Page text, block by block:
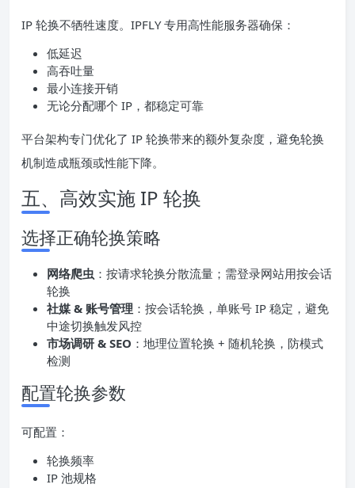
IP 轮换不牺牲速度。IPFLY 专用高性能服务器确保：
低延迟
高吞吐量
最小连接开销
无论分配哪个 IP，都稳定可靠
平台架构专门优化了 IP 轮换带来的额外复杂度，避免轮换
机制造成瓶颈或性能下降。
五、高效实施 IP 轮换
选择正确轮换策略
网络爬虫 ：按请求轮换分散流量；需登录网站用按会话
轮换
社媒 & 账号管理 ：按会话轮换，单账号 IP 稳定，避免
中途切换触发风控
市场调研 & SEO ：地理位置轮换 + 随机轮换，防模式
检测
配置轮换参数
可配置：
轮换频率
IP 池规格